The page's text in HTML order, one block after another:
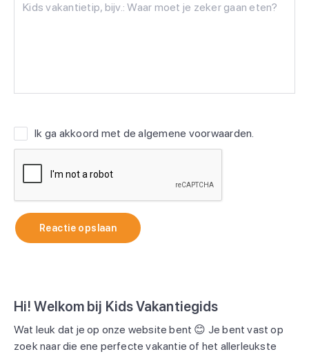
Ik ga akkoord met dealgemene voorwaarden.
Reactie opslaan
Hi! Welkom bij Kids Vakantiegids
Wat leuk dat je op onze website bent 😊 Je bent vast op
zoek naar die ene perfecte vakantie of het allerleukste